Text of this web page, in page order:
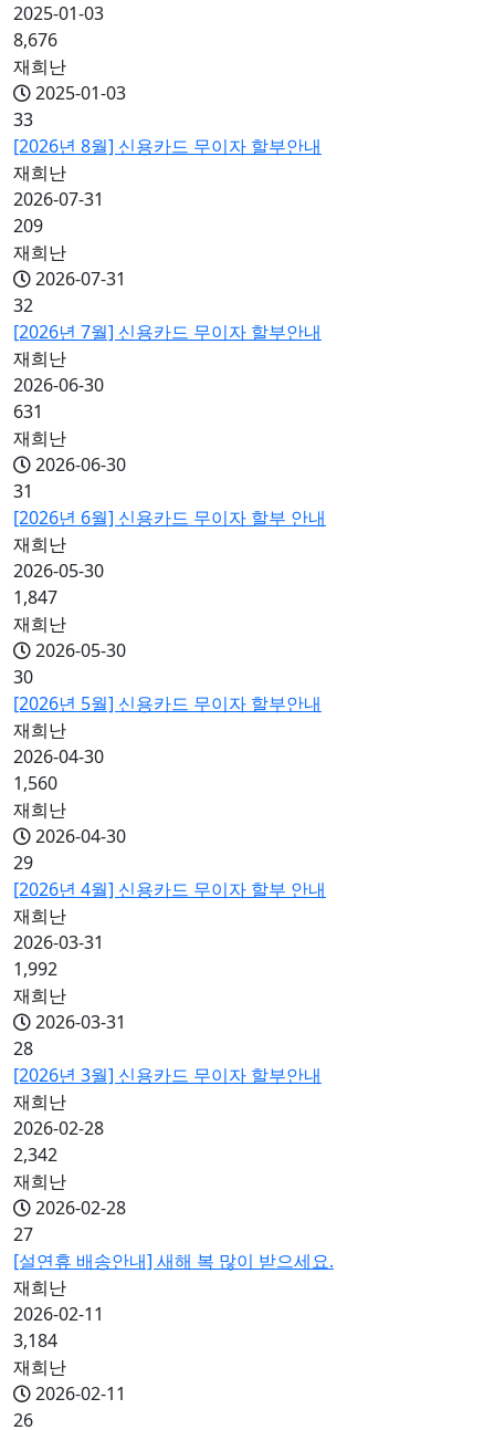
2025-01-03
8,676
재희난
2025-01-03
33
[2026년 8월] 신용카드 무이자 할부안내
재희난
2026-07-31
209
재희난
2026-07-31
32
[2026년 7월] 신용카드 무이자 할부안내
재희난
2026-06-30
631
재희난
2026-06-30
31
[2026년 6월] 신용카드 무이자 할부 안내
재희난
2026-05-30
1,847
재희난
2026-05-30
30
[2026년 5월] 신용카드 무이자 할부안내
재희난
2026-04-30
1,560
재희난
2026-04-30
29
[2026년 4월] 신용카드 무이자 할부 안내
재희난
2026-03-31
1,992
재희난
2026-03-31
28
[2026년 3월] 신용카드 무이자 할부안내
재희난
2026-02-28
2,342
재희난
2026-02-28
27
[설연휴 배송안내] 새해 복 많이 받으세요.
재희난
2026-02-11
3,184
재희난
2026-02-11
26